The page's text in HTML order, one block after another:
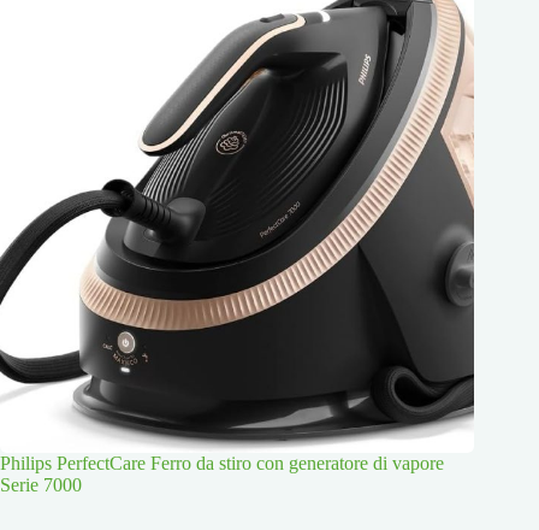
Philips PerfectCare Ferro da stiro con generatore di vapore
Serie 7000